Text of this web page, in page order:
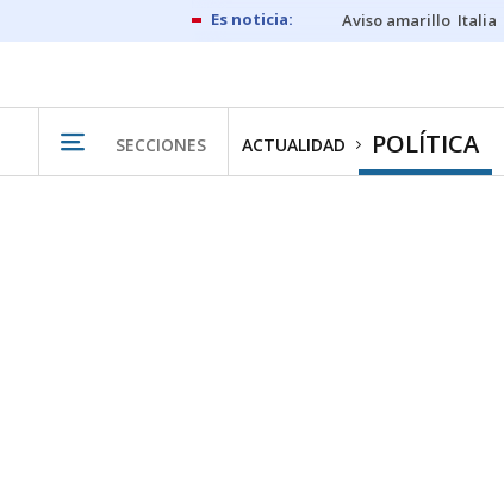
Aviso amarillo Italia
SECCIONES ACTUALIDAD POLÍTICA